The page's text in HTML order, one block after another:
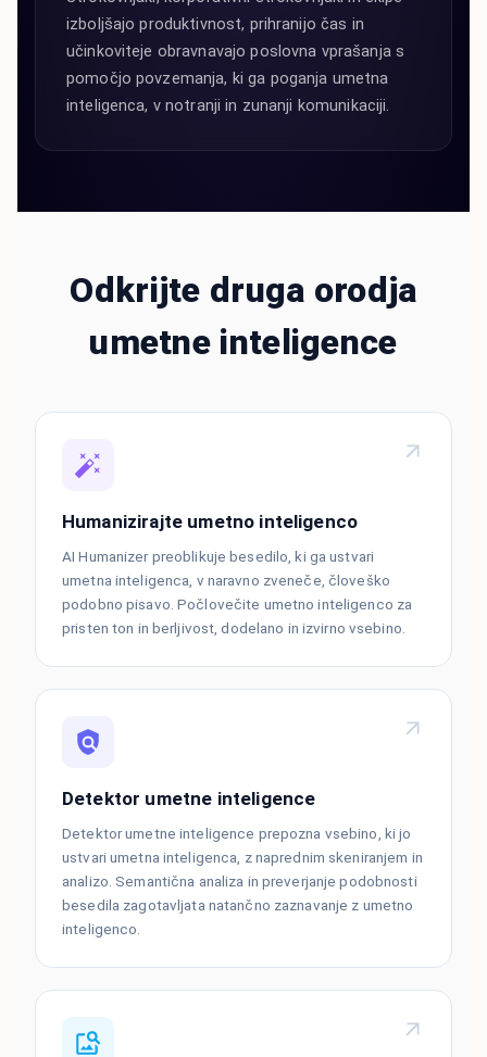
izboljšajo produktivnost, prihranijo čas in
učinkoviteje obravnavajo poslovna vprašanja s
pomočjo povzemanja, ki ga poganja umetna
inteligenca, v notranji in zunanji komunikaciji.
Odkrijte druga orodja
umetne inteligence
Humanizirajte umetno inteligenco
AI Humanizer preoblikuje besedilo, ki ga ustvari
umetna inteligenca, v naravno zveneče, človeško
podobno pisavo. Počlovečite umetno inteligenco za
pristen ton in berljivost, dodelano in izvirno vsebino.
Detektor umetne inteligence
Detektor umetne inteligence prepozna vsebino, ki jo
ustvari umetna inteligenca, z naprednim skeniranjem in
analizo. Semantična analiza in preverjanje podobnosti
besedila zagotavljata natančno zaznavanje z umetno
inteligenco.